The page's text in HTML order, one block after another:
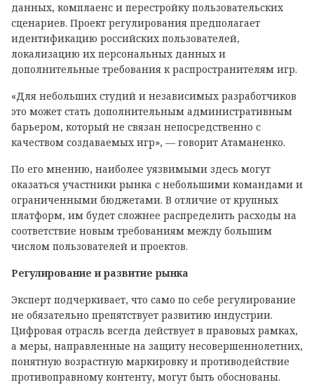
данных, комплаенс и перестройку пользовательских
сценариев. Проект регулирования предполагает
идентификацию российских пользователей,
локализацию их персональных данных и
дополнительные требования к распространителям игр.
«Для небольших студий и независимых разработчиков
это может стать дополнительным административным
барьером, который не связан непосредственно с
качеством создаваемых игр», — говорит Атаманенко.
По его мнению, наиболее уязвимыми здесь могут
оказаться участники рынка с небольшими командами и
ограниченными бюджетами. В отличие от крупных
платформ, им будет сложнее распределить расходы на
соответствие новым требованиям между большим
числом пользователей и проектов.
Регулирование и развитие рынка
Эксперт подчеркивает, что само по себе регулирование
не обязательно препятствует развитию индустрии.
Цифровая отрасль всегда действует в правовых рамках,
а меры, направленные на защиту несовершеннолетних,
понятную возрастную маркировку и противодействие
противоправному контенту, могут быть обоснованы.